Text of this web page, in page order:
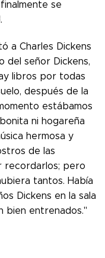
se
a Charles Dickens
del señor Dickens,
libros por todas
después de la
estábamos
ni hogareña
hermosa y
de las
recordarlos; pero
tantos. Había
Dickens en la sala
bien entrenados."